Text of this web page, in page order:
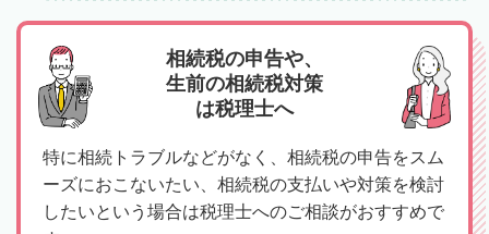
相続税の申告や、
生前の相続税対策
は税理士へ
特に相続トラブルなどがなく、相続税の申告をスム
ーズにおこないたい、相続税の支払いや対策を検討
したいという場合は税理士へのご相談がおすすめで